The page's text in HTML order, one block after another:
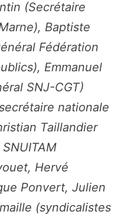
(Secrétaire
Baptiste
Fédération
Emmanuel
SNJ-CGT)
nationale
Taillandier
Hervé
Ponvert, Julien
(syndicalistes